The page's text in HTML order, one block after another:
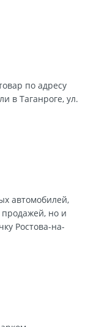
по адресу
в Таганроге, ул.
автомобилей,
но и
Ростова-на-